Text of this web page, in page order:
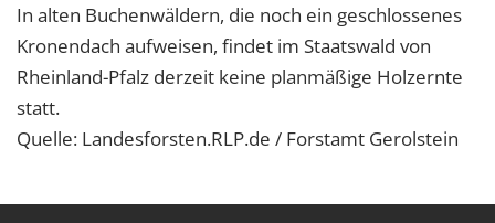
In alten Buchenwäldern, die noch ein geschlossenes
Kronendach aufweisen, findet im Staatswald von
Rheinland-Pfalz derzeit keine planmäßige Holzernte
statt.
Quelle: Landesforsten.RLP.de / Forstamt Gerolstein